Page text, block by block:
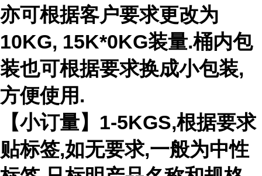
亦可根据客户要求更改为
10KG, 15K*0KG装量.桶内包
装也可根据要求换成小包装,
方便使用.
【小订量】1-5KGS,根据要求
贴标签,如无要求,一般为中性